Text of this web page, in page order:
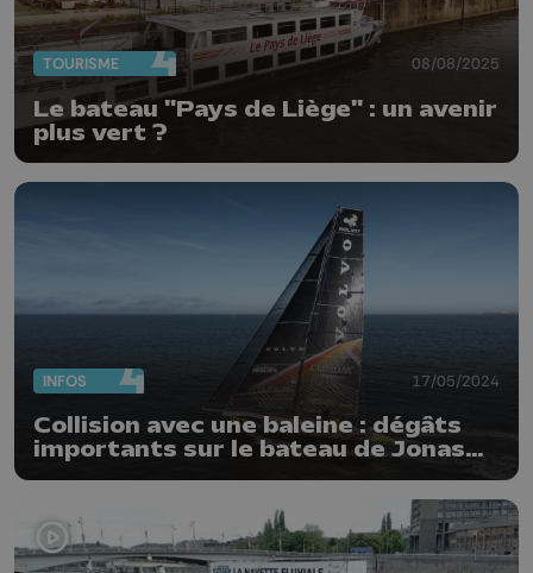
TOURISME 08/08/2025
Le bateau "Pays de Liège" : un avenir
plus vert ?
INFOS 17/05/2024
Collision avec une baleine : dégâts
importants sur le bateau de Jonas